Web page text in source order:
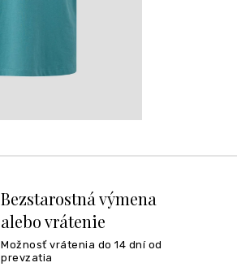
Bezstarostná výmena
alebo vrátenie
Možnosť vrátenia do 14 dní od
prevzatia